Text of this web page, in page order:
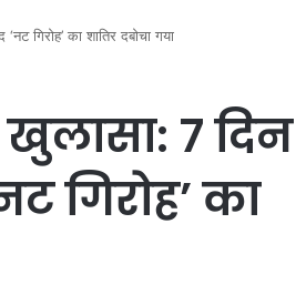
गिरोह’ का शातिर दबोचा गया
खुलासा: 7 दिन
गिरोह’ का